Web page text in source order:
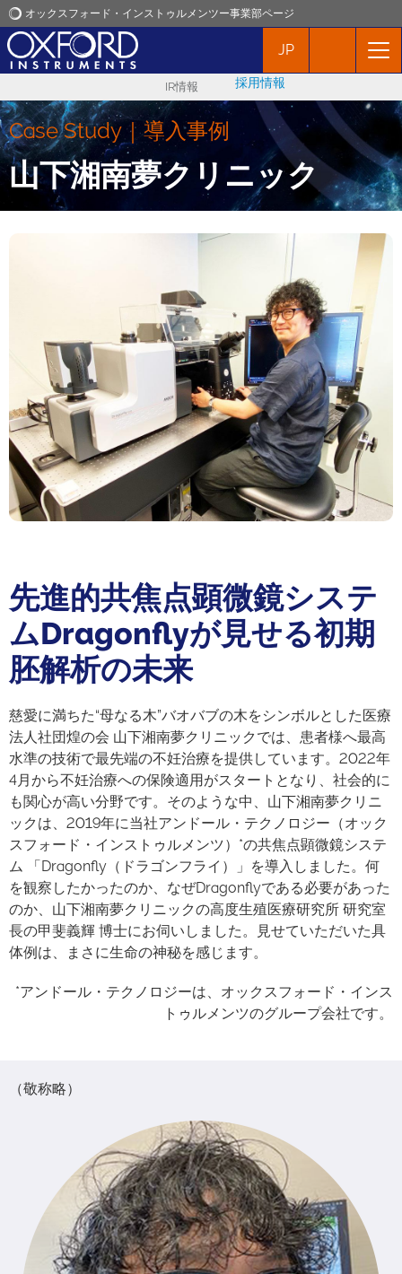
オックスフォード・インストゥルメンツー事業部ページ
オックスフォード・インストゥルメンツ
アプリケーション
ニュース
お問い合わせ
JP
IR情報 採用情報
Case Study｜導入事例
山下湘南夢クリニック
先進的共焦点顕微鏡システ
ムDragonflyが見せる初期
胚解析の未来
慈愛に満ちた“母なる木”バオバブの木をシンボルとした医療
法人社団煌の会 山下湘南夢クリニックでは、患者様へ最高
水準の技術で最先端の不妊治療を提供しています。2022年
4月から不妊治療への保険適用がスタートとなり、社会的に
も関心が高い分野です。そのような中、山下湘南夢クリニ
ックは、2019年に当社アンドール・テクノロジー（オック
スフォード・インストゥルメンツ）*の共焦点顕微鏡システ
ム 「Dragonfly（ドラゴンフライ）」を導入しました。何
を観察したかったのか、なぜDragonflyである必要があった
のか、山下湘南夢クリニックの高度生殖医療研究所 研究室
長の甲斐義輝 博士にお伺いしました。見せていただいた具
体例は、まさに生命の神秘を感じます。
*アンドール・テクノロジーは、オックスフォード・インス
トゥルメンツのグループ会社です。
（敬称略）